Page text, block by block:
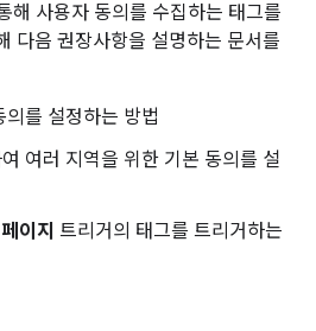
해 사용자 동의를 수집하는 태그를
다음 권장사항을 설명하는 문서를
를 설정하는 방법
여러 지역을 위한 기본 동의를 설
이지 트리거의 태그를 트리거하는